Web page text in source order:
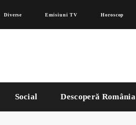
Diverse Emisiuni TV Horoscop
Social Descoperă România